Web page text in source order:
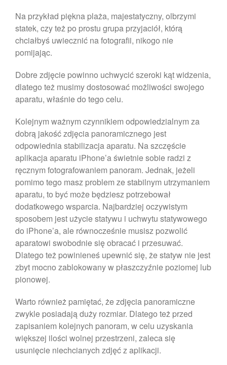
czerwiec 2020
maj 2018
Porady
Uncategorized
Zaloguj się
Kanał wpisów
Kanał komentarzy
WordPress.org
Na przykład piękna plaża, majestatyczny, olbrzymi
statek, czy też po prostu grupa przyjaciół, którą
chciałbyś uwiecznić na fotografii, nikogo nie
pomijając.
Dobre zdjęcie powinno uchwycić szeroki kąt widzenia,
dlatego też musimy dostosować możliwości swojego
aparatu, właśnie do tego celu.
Kolejnym ważnym czynnikiem odpowiedzialnym za
dobrą jakość zdjęcia panoramicznego jest
odpowiednia stabilizacja aparatu. Na szczęście
aplikacja aparatu iPhone’a świetnie sobie radzi z
ręcznym fotografowaniem panoram. Jednak, jeżeli
pomimo tego masz problem ze stabilnym utrzymaniem
aparatu, to być może będziesz potrzebował
dodatkowego wsparcia. Najbardziej oczywistym
sposobem jest użycie statywu i uchwytu statywowego
do iPhone’a, ale równocześnie musisz pozwolić
aparatowi swobodnie się obracać i przesuwać.
Dlatego też powinieneś upewnić się, że statyw nie jest
zbyt mocno zablokowany w płaszczyźnie poziomej lub
pionowej.
Warto również pamiętać, że zdjęcia panoramiczne
zwykle posiadają duży rozmiar. Dlatego też przed
zapisaniem kolejnych panoram, w celu uzyskania
większej ilości wolnej przestrzeni, zaleca się
usunięcie niechcianych zdjęć z aplikacji.